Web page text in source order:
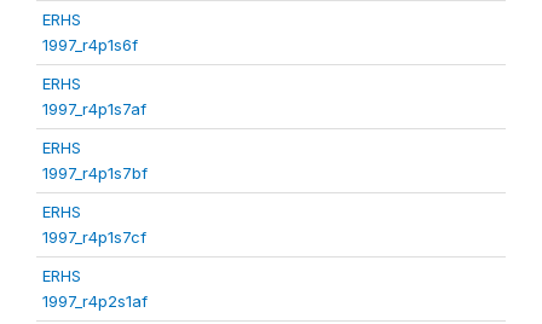
ERHS
1997_r4p1s6f
ERHS
1997_r4p1s7af
ERHS
1997_r4p1s7bf
ERHS
1997_r4p1s7cf
ERHS
1997_r4p2s1af